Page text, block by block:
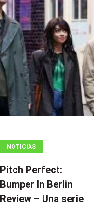
NOTICIAS
Pitch Perfect:
Bumper In Berlin
Review – Una serie